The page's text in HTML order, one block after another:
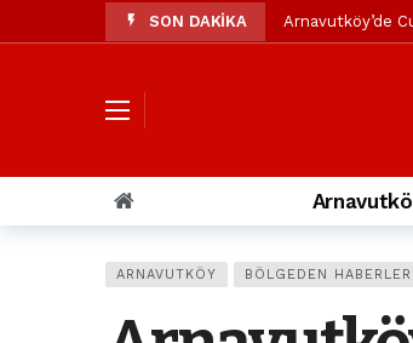
SON DAKİKA Arnavutköy’de
Özgür
Arnavutköy’ün
Arnavutköy
Arnavutköy
Toprak kaydı: 3
İstanbul
ARNAVUTKÖY BÖLGEDEN HABERLER